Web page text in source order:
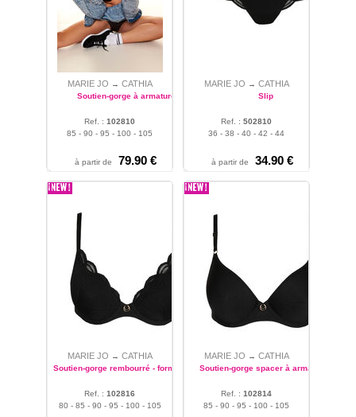
MARIE JO → CATHIA
Soutien-gorge à armatures
Ref. : 102810
85 - 90 - 95 - 100 - 105
à partir de 79.90 €
MARIE JO → CATHIA
Slip
Ref. : 502810
36 - 38 - 40 - 42 - 44
à partir de 34.90 €
MARIE JO → CATHIA
Soutien-gorge rembourré - forme coeur
Ref. : 102816
80 - 85 - 90 - 95 - 100 - 105
MARIE JO → CATHIA
Soutien-gorge spacer à armatures
Ref. : 102814
85 - 90 - 95 - 100 - 105